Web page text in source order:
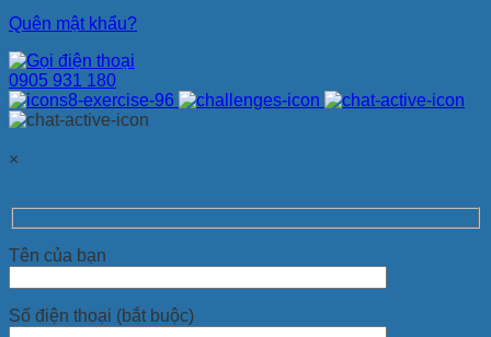
Quên mật khẩu?
0905 931 180
×
Tên của bạn
Số điện thoại (bắt buộc)